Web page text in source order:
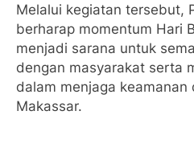
Melalui kegiatan tersebut,
berharap momentum Hari
menjadi sarana untuk
dengan masyarakat serta
dalam menjaga
Makassar.